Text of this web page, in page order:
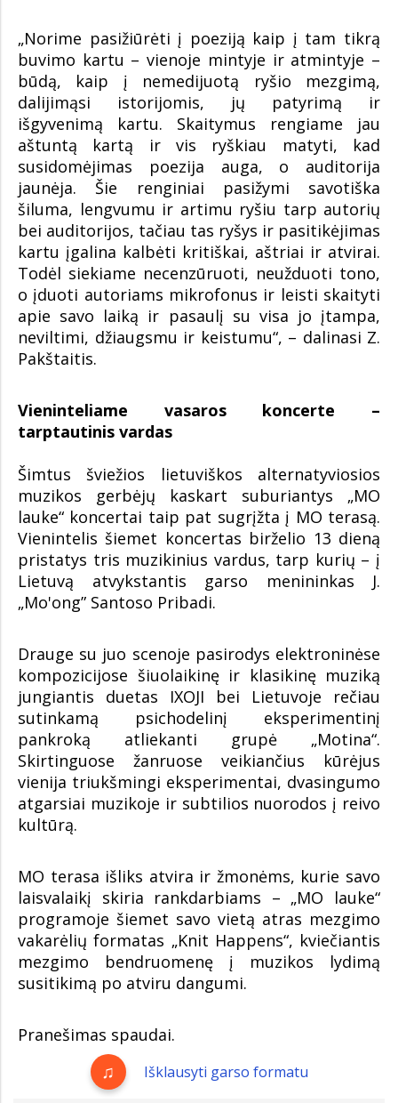
„Norime pasižiūrėti į poeziją kaip į tam tikrą
buvimo kartu – vienoje mintyje ir atmintyje –
būdą, kaip į nemedijuotą ryšio mezgimą,
dalijimąsi istorijomis, jų patyrimą ir
išgyvenimą kartu. Skaitymus rengiame jau
aštuntą kartą ir vis ryškiau matyti, kad
susidomėjimas poezija auga, o auditorija
jaunėja. Šie renginiai pasižymi savotiška
šiluma, lengvumu ir artimu ryšiu tarp autorių
bei auditorijos, tačiau tas ryšys ir pasitikėjimas
kartu įgalina kalbėti kritiškai, aštriai ir atvirai.
Todėl siekiame necenzūruoti, neužduoti tono,
o įduoti autoriams mikrofonus ir leisti skaityti
apie savo laiką ir pasaulį su visa jo įtampa,
neviltimi, džiaugsmu ir keistumu“, – dalinasi Z.
Pakštaitis.
Vieninteliame vasaros koncerte –
tarptautinis vardas
Šimtus šviežios lietuviškos alternatyviosios
muzikos gerbėjų kaskart suburiantys „MO
lauke“ koncertai taip pat sugrįžta į MO terasą.
Vienintelis šiemet koncertas birželio 13 dieną
pristatys tris muzikinius vardus, tarp kurių – į
Lietuvą atvykstantis garso menininkas J.
„Mo'ong” Santoso Pribadi.
Drauge su juo scenoje pasirodys elektroninėse
kompozicijose šiuolaikinę ir klasikinę muziką
jungiantis duetas IXOJI bei Lietuvoje rečiau
sutinkamą psichodelinį eksperimentinį
pankroką atliekanti grupė „Motina“.
Skirtinguose žanruose veikiančius kūrėjus
vienija triukšmingi eksperimentai, dvasingumo
atgarsiai muzikoje ir subtilios nuorodos į reivo
kultūrą.
MO terasa išliks atvira ir žmonėms, kurie savo
laisvalaikį skiria rankdarbiams – „MO lauke“
programoje šiemet savo vietą atras mezgimo
vakarėlių formatas „Knit Happens“, kviečiantis
mezgimo bendruomenę į muzikos lydimą
susitikimą po atviru dangumi.
Pranešimas spaudai.
Išklausyti garso formatu